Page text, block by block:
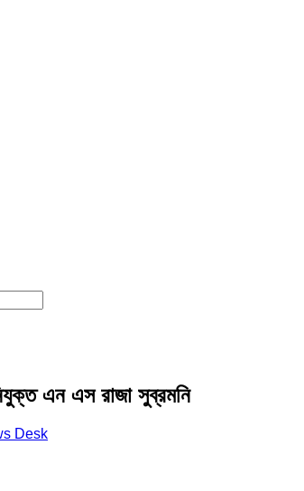
এন এস রাজা সুব্রমনি
Desk